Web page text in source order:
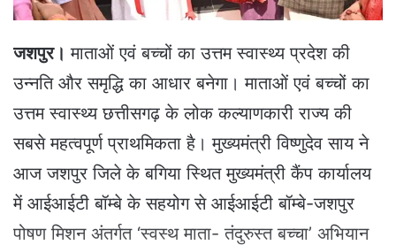
जशपुर। माताओं एवं बच्चों का उत्तम स्वास्थ्य प्रदेश की
उन्नति और समृद्धि का आधार बनेगा। माताओं एवं बच्चों का
उत्तम स्वास्थ्य छत्तीसगढ़ के लोक कल्याणकारी राज्य की
सबसे महत्वपूर्ण प्राथमिकता है। मुख्यमंत्री विष्णुदेव साय ने
आज जशपुर जिले के बगिया स्थित मुख्यमंत्री कैंप कार्यालय
में आईआईटी बॉम्बे के सहयोग से आईआईटी बॉम्बे-जशपुर
पोषण मिशन अंतर्गत ‘स्वस्थ माता- तंदुरुस्त बच्चा’ अभियान